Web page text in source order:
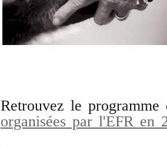
Retrouvez le
organisées par l'EFR